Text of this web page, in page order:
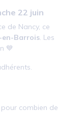
22 juin
de Nancy, ce
en-Barrois. Les
💙
combien de